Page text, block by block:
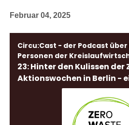
Februar 04, 2025